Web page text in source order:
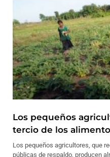
Los pequeños
tercio de los
Los pequeños agricultores, que
públicas de respaldo, producen